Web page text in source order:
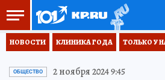
НОВОСТИ КЛИНИКА ГОДА ТОЛЬКО У
ОБЩЕСТВО 2 ноября 2024 9:45